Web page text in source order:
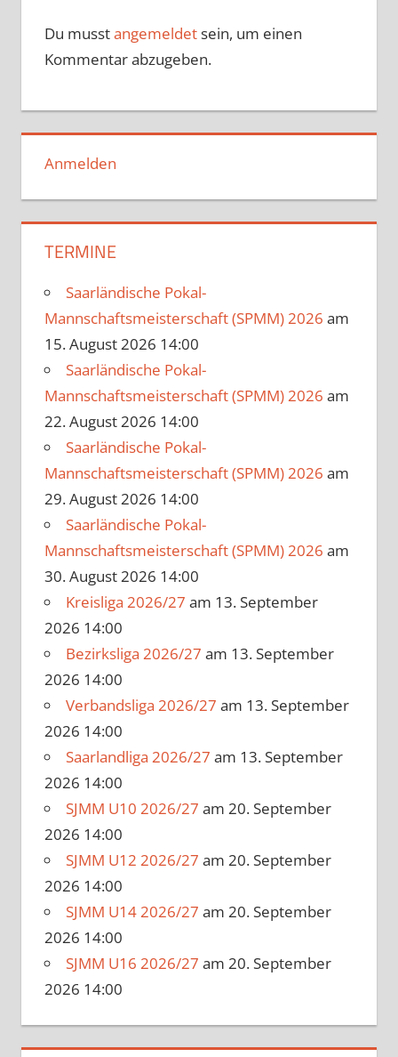
Du musstangemeldetsein, um einen
Kommentar abzugeben.
Anmelden
TERMINE
Saarländische Pokal-
Mannschaftsmeisterschaft (SPMM) 2026 am
15. August 2026 14:00
Saarländische Pokal-
Mannschaftsmeisterschaft (SPMM) 2026 am
22. August 2026 14:00
Saarländische Pokal-
Mannschaftsmeisterschaft (SPMM) 2026 am
29. August 2026 14:00
Saarländische Pokal-
Mannschaftsmeisterschaft (SPMM) 2026 am
30. August 2026 14:00
Kreisliga 2026/27 am 13. September
2026 14:00
Bezirksliga 2026/27 am 13. September
2026 14:00
Verbandsliga 2026/27 am 13. September
2026 14:00
Saarlandliga 2026/27 am 13. September
2026 14:00
SJMM U10 2026/27 am 20. September
2026 14:00
SJMM U12 2026/27 am 20. September
2026 14:00
SJMM U14 2026/27 am 20. September
2026 14:00
SJMM U16 2026/27 am 20. September
2026 14:00